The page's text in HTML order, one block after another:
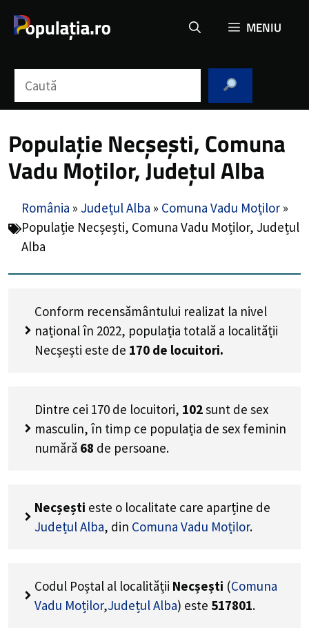
MENIU
Populație Necșești, Comuna
Vadu Moților, Județul Alba
România » Județul Alba » Comuna Vadu Moților »
Populație Necșești, Comuna Vadu Moților, Județul
Alba
Conform recensământului realizat la nivel
național în 2022, populația totală a localității
Necșești este de 170 de locuitori.
Dintre cei 170 de locuitori, 102sunt de sex
masculin, în timp ce populația de sex feminin
numără 68 de persoane.
Necșești este o localitate care aparține de
Județul Alba, din Comuna Vadu Moților.
Codul Poștal al localității Necșești (Comuna
Vadu Moților,Județul Alba) este 517801.